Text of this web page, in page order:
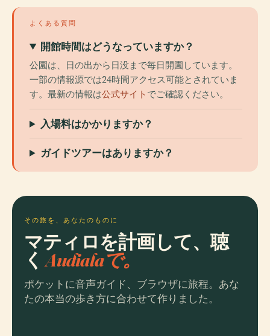
よくある質問
開館時間はどうなっていますか？
公園は、日の出から日没まで毎日開園しています。
一部の情報源では24時間アクセス可能とされていま
す。最新の情報は公式サイトでご確認ください。
入場料はかかりますか？
ガイドツアーはありますか？
その旅を、あなたのものに
マティロを計画して、聴
くAudialaで。
ポケットに音声ガイド、ブラウザに旅程。あな
たの本当の歩き方に合わせて作りました。